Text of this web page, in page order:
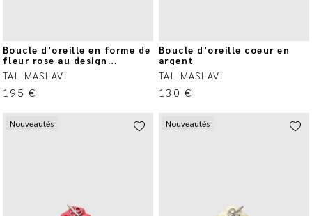
Boucle d’oreille en forme de
fleur rose au design
circulaire
TAL MASLAVI
195 €
Boucle d’oreille coeur en
argent
TAL MASLAVI
130 €
Nouveautés Nouveautés